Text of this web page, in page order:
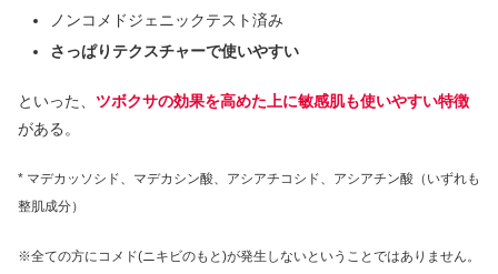
ノンコメドジェニックテスト済み
さっぱりテクスチャーで使いやすい
といった、 ツボクサの効果を高めた上に敏感肌も使いやすい特徴
がある。
* マデカッソシド、マデカシン酸、アシアチコシド、アシアチン酸（いずれも
整肌成分）
※全ての方にコメド(ニキビのもと)が発生しないということではありません。